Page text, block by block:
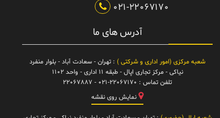
021-22067170
آدرس های ما
شعبه مرکزی (امور اداری و شرکتی ) : تهران - سعادت آباد - بلوار منفرد
نیاکی - مرکز تجاری اپال - طبقه 11 اداری - واحد 1102
تلفن تماس : 021-22067170 - 22067887
نمایش روی نقشه